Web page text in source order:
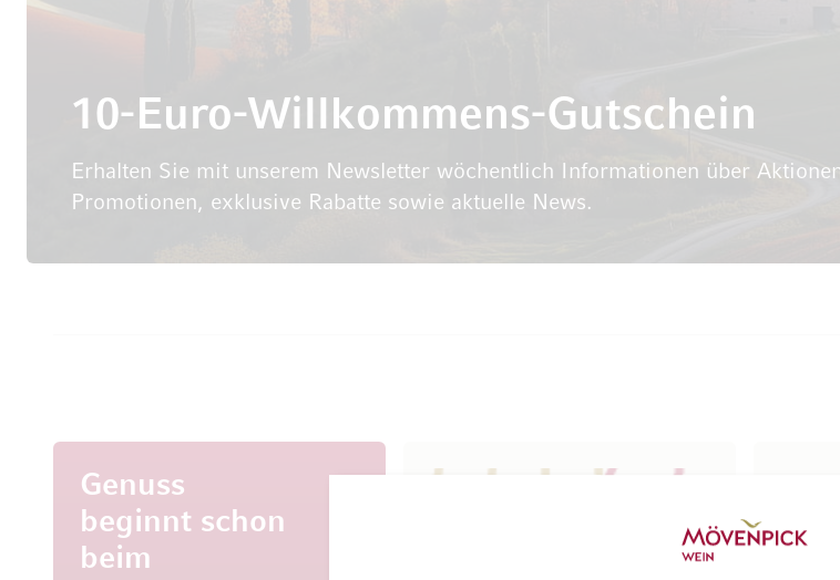
10-Euro-Willkommens-Gutschein
Erhalten Sie mit unserem Newsletter wöchentlich Informationen über
Promotionen, exklusive Rabatte sowie aktuelle News.
Genuss
beginnt schon
beim